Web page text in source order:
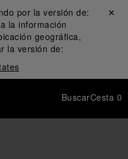
por la versión de:
la información
geográfica,
la versión de:
Cerrar ✕
BuscarCesta 0